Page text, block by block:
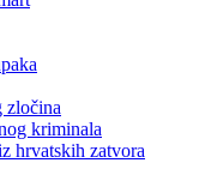
zločina
kriminala
hrvatskih zatvora